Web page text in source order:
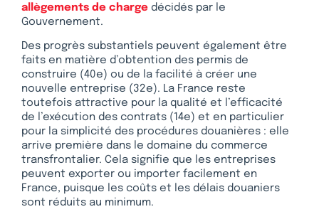
allègements de charge décidés par le
Gouvernement.
Des progrès substantiels peuvent également être
faits en matière d’obtention des permis de
construire (40e) ou de la facilité à créer une
nouvelle entreprise (32e). La France reste
toutefois attractive pour la qualité et l’efficacité
de l’exécution des contrats (14e) et en particulier
pour la simplicité des procédures douanières : elle
arrive première dans le domaine du commerce
transfrontalier. Cela signifie que les entreprises
peuvent exporter ou importer facilement en
France, puisque les coûts et les délais douaniers
sont réduits au minimum.